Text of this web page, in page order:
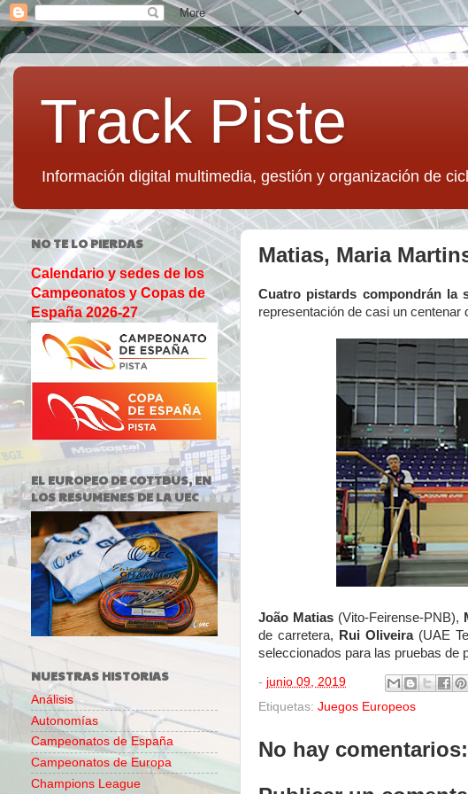
Track Piste
Información digital multimedia, gestión y organización de
Matias, Maria
Cuatro pistards compondrán la
representación de casi un centenar
João Matias (Vito-Feirense-PNB),
de carretera,
Rui Oliveira(UAE
seleccionados para las pruebas de
- junio 09, 2019
Etiquetas: Juegos Europeos
No hay comentarios:
NO TE LO PIERDAS
Calendario y sedes de los
Campeonatos y Copas de
España 2026-27
EL EUROPEO DE COTTBUS, EN
LOS RESUMENES DE LA UEC
NUESTRAS HISTORIAS
Análisis
Autonomías
Campeonatos de España
Campeonatos de Europa
Champions League